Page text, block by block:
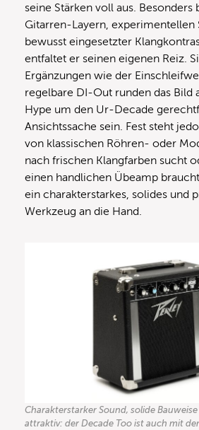
seine Stärken voll aus. Besonders
Gitarren-Layern, experimentellen
bewusst eingesetzter
entfaltet er seinen eigenen Reiz.
Ergänzungen wie der
regelbare DI-Out runden das Bild
Hype um den Ur-Decade
Ansichtssache sein. Fest steht
von klassischen Röhren- oder
nach frischen Klangfarben sucht
einen handlichen Übeamp
ein charakterstarkes, solides und
Werkzeug an die Hand.
Charakterstarker Sound, solide
attraktiv: der Decade Too ist auch mit